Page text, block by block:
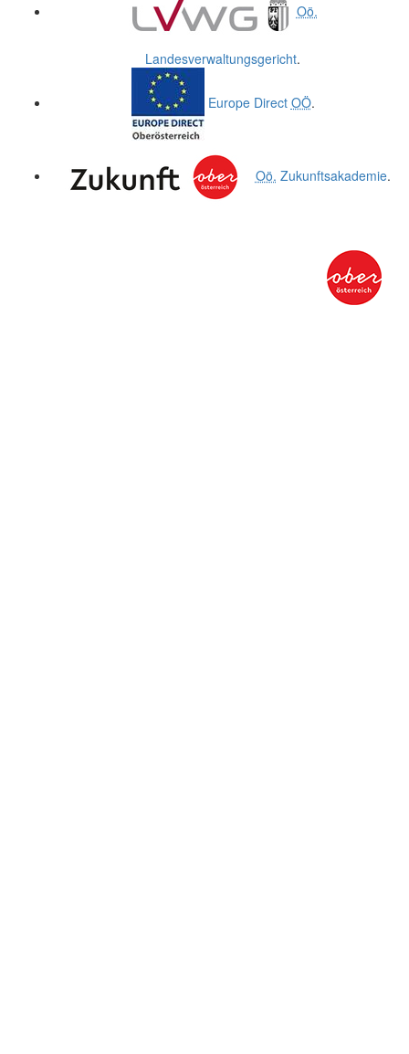
Oö.
Landesverwaltungsgericht.
Europe Direct OÖ.
Oö. Zukunftsakademie.